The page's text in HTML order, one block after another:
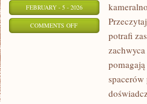
FEBRUARY - 5 - 2026
COMMENTS OFFON
PRZYRODA
NARODOWE
potrafi
spacerów